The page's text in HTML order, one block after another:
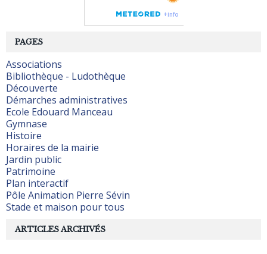
PAGES
Associations
Bibliothèque - Ludothèque
Découverte
Démarches administratives
Ecole Edouard Manceau
Gymnase
Histoire
Horaires de la mairie
Jardin public
Patrimoine
Plan interactif
Pôle Animation Pierre Sévin
Stade et maison pour tous
ARTICLES ARCHIVÉS